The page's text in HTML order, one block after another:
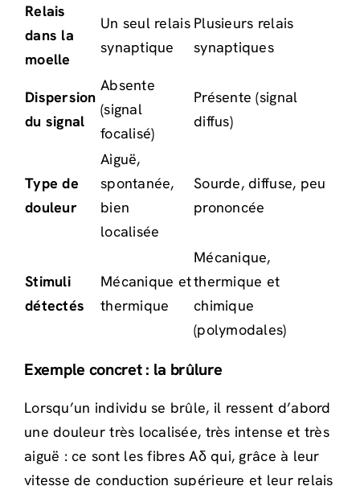
Relais
dans la
moelle
Un seul relais
synaptique
Plusieurs relais
synaptiques
Dispersion
du signal
Absente
(signal
focalisé)
Présente (signal
diffus)
Type de
douleur
Aiguë,
spontanée,
bien
localisée
Sourde, diffuse, peu
prononcée
Stimuli
détectés
Mécanique et
thermique
Mécanique,
thermique et
chimique
(polymodales)
Exemple concret : la brûlure
Lorsqu’un individu se brûle, il ressent d’abord
une douleur très localisée, très intense et très
aiguë : ce sont les fibres Aδ qui, grâce à leur
vitesse de conduction supérieure et leur relais